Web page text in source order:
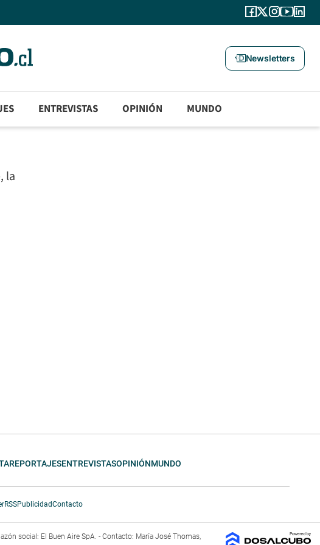
Newsletters
ENTREVISTAS OPINIÓN MUNDO
la
REPORTAJESENTREVISTASOPINIÓNMUNDO
RSSPublicidadContacto
social: El Buen Aire SpA. - Contacto: María José Thomas,